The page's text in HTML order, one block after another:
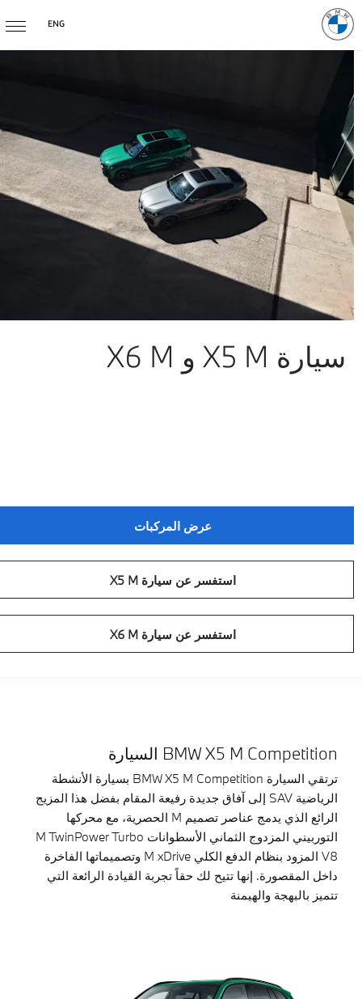
ENG
سيارة X5 M و X6 M
عرض المركبات
استفسر عن سيارة X5 M
استفسر عن سيارة X6 M
BMW X5 M Competition السيارة
ترتقي السيارة BMW X5 M Competition بسيارة الأنشطة
الرياضية SAV إلى آفاق جديدة رفيعة المقام بفضل هذا المزيج
الرائع الذي يدمج عناصر تصميم M الحصرية، مع محركها
التوربيني المزدوج الثماني الأسطوانات M TwinPower Turbo
V8 المزود بنظام الدفع الكلي M xDrive وتصميماتها الفاخرة
داخل المقصورة. إنها تتيح لك حقاً تجربة القيادة الرائعة التي
تتميز بالبهجة والهيمنة​